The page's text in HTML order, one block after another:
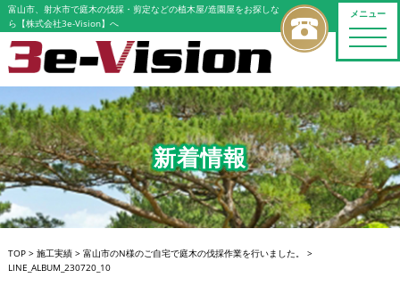
メニュー
toggle
富山市、射水市で庭木の伐採・剪定などの植木屋/造園屋をお探しな
ら【株式会社3e-Vision】へ
新着情報
TOP> 施工実績> 富山市のN様のご自宅で庭木の伐採作業を行いました。
>
LINE_ALBUM_230720_10